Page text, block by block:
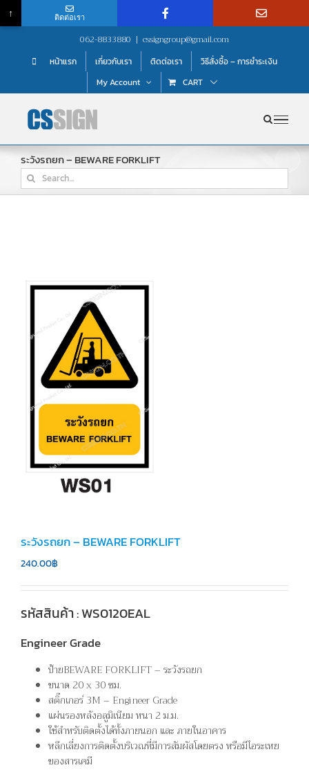
content
062-8833880 | cssigngroup@gmail.com
หน้าแรก เกี่ยวกับเรา ติดต่อเรา
วิธีสั่งซื้อ – การชำระเงิน
My Account
CART
ระวังรถยก – BEWARE FORKLIFT
Search
for:
ระวังรถยก – BEWARE FORKLIFT
240.00฿
รหัสสินค้า : WS0120EAL
Engineer Grade
ป้ายBEWARE FORKLIFT – ระวังรถยก
ขนาด 20 x 30 ซม.
สติ๊กเกอร์ 3M – Engineer Grade
แผ่นรองหลังอลูมิเนียม หนา 2 ม.ม.
ใช้สำหรับติดตั้งได้ทั้งภายนอก และ ภายในอาคาร
หลีกเลี่ยงการติดตั้งบริเวณที่มีการสัมผัสโดยตรง หรือมีไอระเหย
ของสารเคมี
↑ ติดต่อเรา